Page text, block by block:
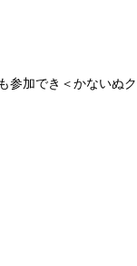
参加でき＜かないぬク